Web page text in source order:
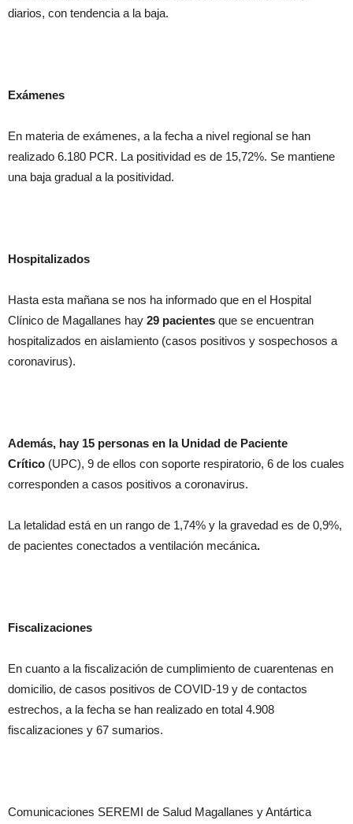
diarios, con tendencia a la baja.
Exámenes
En materia de exámenes, a la fecha a nivel regional se han
realizado 6.180 PCR. La positividad es de 15,72%. Se mantiene
una baja gradual a la positividad.
Hospitalizados
Hasta esta mañana se nos ha informado que en el Hospital
Clínico de Magallanes hay 29 pacientes que se encuentran
hospitalizados en aislamiento (casos positivos y sospechosos a
coronavirus).
Además, hay 15 personas en la Unidad de Paciente
Crítico (UPC), 9 de ellos con soporte respiratorio, 6 de los cuales
corresponden a casos positivos a coronavirus.
La letalidad está en un rango de 1,74% y la gravedad es de 0,9%,
de pacientes conectados a ventilación mecánica.
Fiscalizaciones
En cuanto a la fiscalización de cumplimiento de cuarentenas en
domicilio, de casos positivos de COVID-19 y de contactos
estrechos, a la fecha se han realizado en total 4.908
fiscalizaciones y 67 sumarios.
Comunicaciones SEREMI de Salud Magallanes y Antártica